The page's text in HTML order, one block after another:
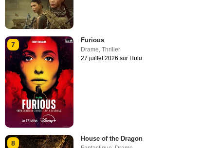
7
Furious
Drame,Thriller
27 juillet 2026 sur Hulu
8
House of the Dragon